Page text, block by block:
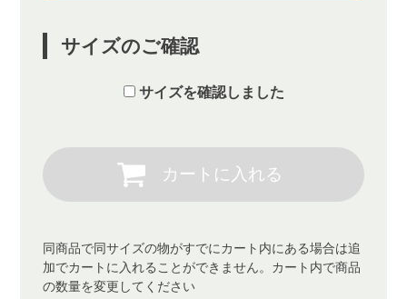
サイズのご確認
サイズを確認しました
同商品で同サイズの物がすでにカート内にある場合は追
加でカートに入れることができません。カート内で商品
の数量を変更してください